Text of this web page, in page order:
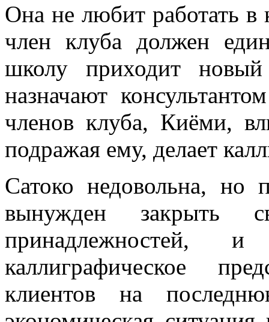
Она не любит работать в
член клуба должен
школу приходит новый
назначают
членов клуба, Киёми,
подражая ему, делает
Сатоко недовольна, но
вынужден закрыть
принадлежностей,
каллиграфическое
клиентов на